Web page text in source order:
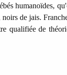
humanoïdes,
de jais.
qualifiée de